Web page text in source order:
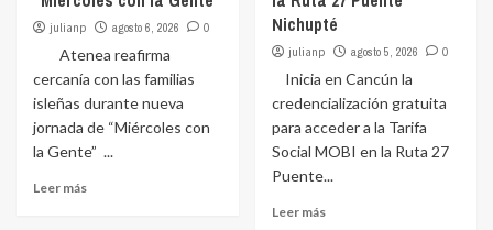
julianp agosto 6, 2026 0
Atenea reafirma
cercanía con las familias
isleñas durante nueva
jornada de “Miércoles con
la Gente” ...
Leer más
Nichupté
julianp agosto 5, 2026 0
Inicia en Cancún la
credencialización gratuita
para acceder a la Tarifa
Social MOBI en la Ruta 27
Puente...
Leer más